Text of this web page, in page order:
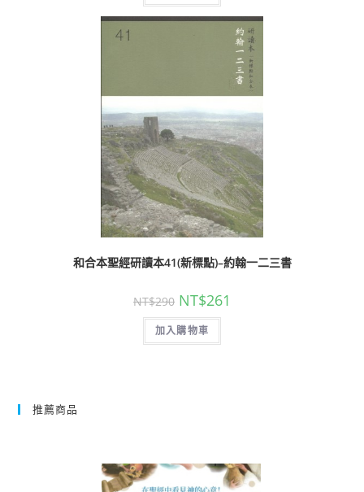
和合本聖經研讀本41(新標點)–約翰一二三書
NT$290 NT$261
加入購物車
推薦商品